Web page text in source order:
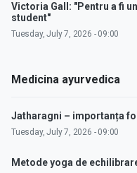
Victoria Gall: "Pentru a fi
student"
Tuesday, July 7, 2026 - 09:00
Medicina ayurvedica
Jatharagni – importanța
Tuesday, July 7, 2026 - 09:00
Metode yoga de